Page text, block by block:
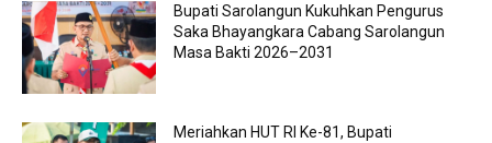
Bupati Sarolangun Kukuhkan Pengurus
Saka Bhayangkara Cabang Sarolangun
Masa Bakti 2026–2031
Meriahkan HUT RI Ke-81, Bupati